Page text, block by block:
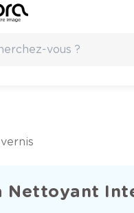
vernis
Nettoyant